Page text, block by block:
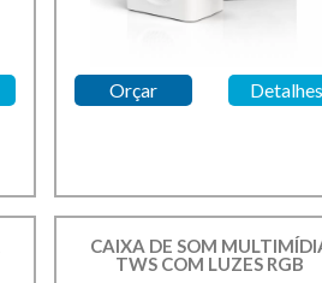
Orçar Detalhes
CAIXA DE SOM
TWS COM LUZES RGB